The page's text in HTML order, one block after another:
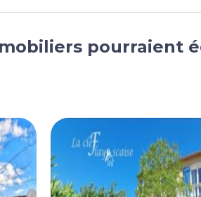
vendre à
d'Azur, France
pourraient